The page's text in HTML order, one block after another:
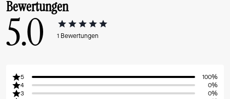
Bewertungen
5.0 1 Bewertungen
5
100%
4
0%
3
0%